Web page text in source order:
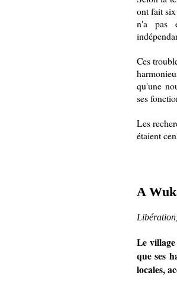
ont fait
n'a pas
Ces
qu'une
ses
Les
étaient
A
Le
que ses
locales,